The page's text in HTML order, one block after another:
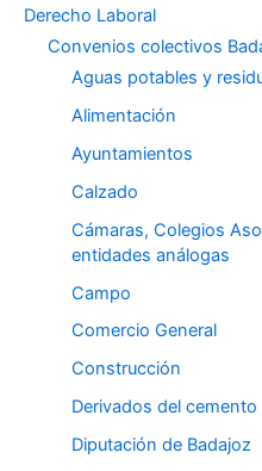
Derecho Laboral
Convenios colectivos
Aguas potables y
Alimentación
Ayuntamientos
Calzado
Cámaras, Colegios
entidades análogas
Campo
Comercio General
Construcción
Derivados del cemento
Diputación de Badajoz